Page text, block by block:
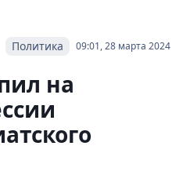
09:01, 28 марта 2024
Политика
на